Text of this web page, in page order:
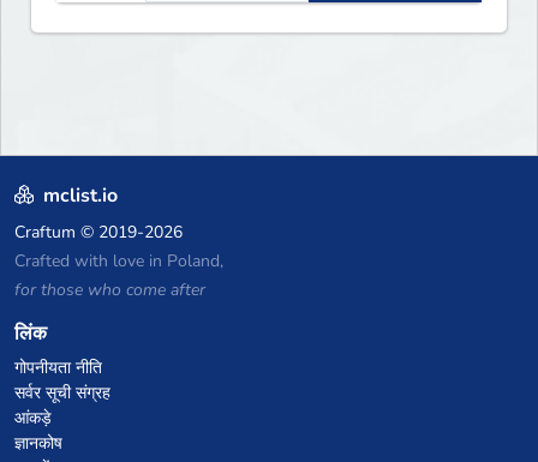
mclist.io
Craftum © 2019-2026
Crafted with love in Poland,
for those who come after
लिंक
गोपनीयता नीति
सर्वर सूची संग्रह
आंकड़े
ज्ञानकोष